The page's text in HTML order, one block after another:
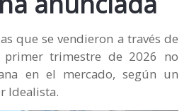
que se vendieron a través de
trimestre de 2026 no
en el mercado, según un
Idealista.